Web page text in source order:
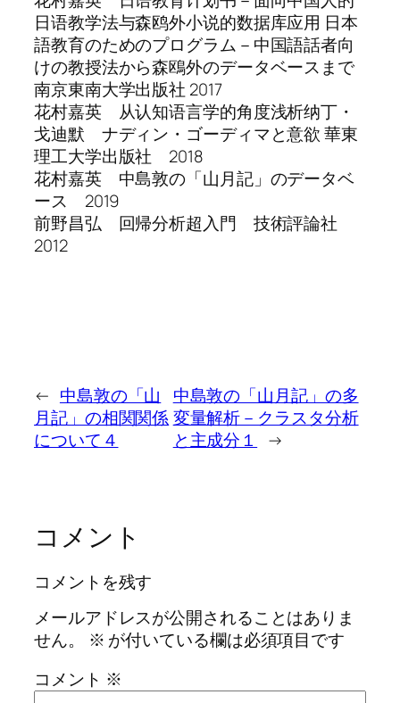
日语教学法与森鸥外小说的数据库应用 日本
語教育のためのプログラム－中国語話者向
けの教授法から森鴎外のデータベースまで
南京東南大学出版社 2017
花村嘉英 从认知语言学的角度浅析纳丁・
戈迪默 ナディン・ゴーディマと意欲 華東
理工大学出版社 2018
花村嘉英 中島敦の「山月記」のデータベ
ース 2019
前野昌弘 回帰分析超入門 技術評論社
2012
← 中島敦の「山
月記」の相関関係
について４
中島敦の「山月記」の多
変量解析－クラスタ分析
と主成分１
→
コメント
コメントを残す
メールアドレスが公開されることはありま
せん。
※ が付いている欄は必須項目です
コメント ※